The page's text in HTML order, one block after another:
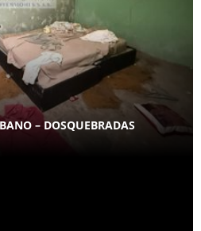
– DOSQUEBRADAS